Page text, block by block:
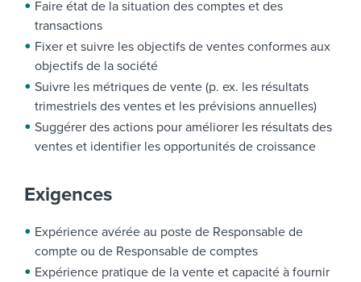
Faire état de la situation des comptes et des
transactions
Fixer et suivre les objectifs de ventes conformes aux
objectifs de la société
Suivre les métriques de vente (p. ex. les résultats
trimestriels des ventes et les prévisions annuelles)
Suggérer des actions pour améliorer les résultats des
ventes et identifier les opportunités de croissance
Exigences
Expérience avérée au poste de Responsable de
compte ou de Responsable de comptes
Expérience pratique de la vente et capacité à fournir